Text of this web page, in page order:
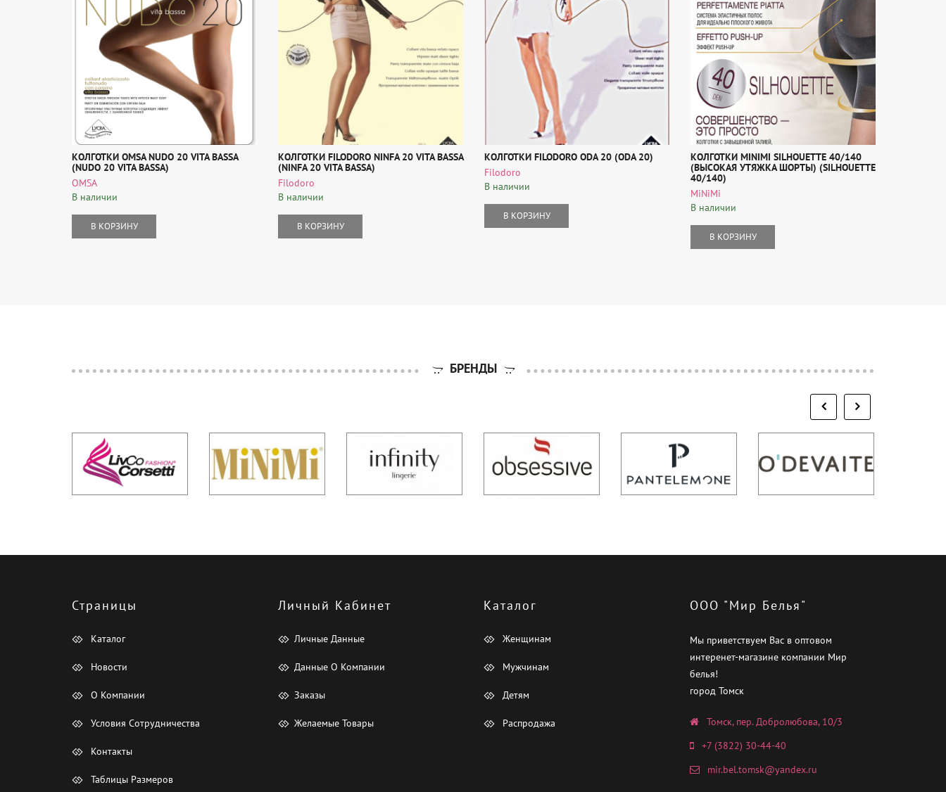
КОЛГОТКИ OMSA NUDO 20 VITA BASSA
(NUDO 20 VITA BASSA)
OMSA
В наличии
В КОРЗИНУ
КОЛГОТКИ FILODORO NINFA 20 VITA BASSA
(NINFA 20 VITA BASSA)
Filodoro
В наличии
В КОРЗИНУ
КОЛГОТКИ FILODORO ODA 20 (ODA 20)
Filodoro
В наличии
В КОРЗИНУ
КОЛГОТКИ MINIMI SILHOUETTE 40/140
(ВЫСОКАЯ УТЯЖКА ШОРТЫ) (SILHOUETTE
40/140)
MiNiMi
В наличии
В КОРЗИНУ
БРЕНДЫ
Страницы
Каталог
Новости
О Компании
Условия Сотрудничества
Контакты
Таблицы Размеров
Личный Кабинет
Личные Данные
Данные О Компании
Заказы
Желаемые Товары
Каталог
Женщинам
Мужчинам
Детям
Распродажа
ООО "Мир Белья"
Мы приветствуем Вас в оптовом
интеренет-магазине компании Мир
белья!
город Томск
Томск, пер. Добролюбова, 10/3
+7 (3822) 30-44-40
mir.bel.tomsk@yandex.ru